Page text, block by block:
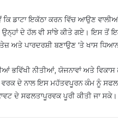
ਡਾਟਾ ਇਕੱਠਾ ਕਰਨ ਵਿੱਚ ਆਉਣ ਵਾਲੀਆਂ
ਦੇ ਹੱਲ ਵੀ ਸਾਂਝੇ ਕੀਤੇ ਗਏ। ਇਸ ਤੋਂ
ਅਤੇ ਪਾਰਦਰਸ਼ੀ ਬਣਾਉਣ ‘ਤੇ ਖਾਸ
ਭਵਿੱਖੀ ਨੀਤੀਆਂ, ਯੋਜਨਾਵਾਂ ਅਤੇ
ਵਰਕ ਦੇ ਨਾਲ ਇਸ ਮਹੱਤਵਪੂਰਨ ਕੰਮ ਨੂੰ
ਦੇ ਸਫਲਤਾਪੂਰਵਕ ਪੂਰੀ ਕੀਤੀ ਜਾ ਸਕੇ।